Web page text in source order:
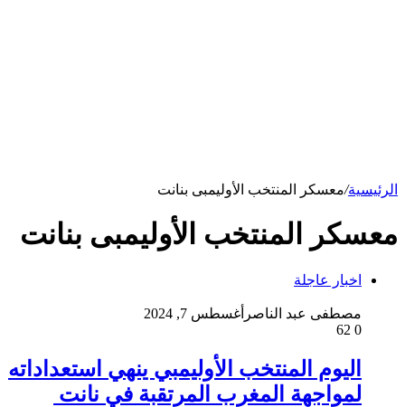
الرئيسية/معسكر المنتخب الأوليمبى بنانت
معسكر المنتخب الأوليمبى بنانت
اخبار عاجلة
مصطفى عبد الناصر أغسطس 7, 2024
0
اليوم المنتخب الأوليمبي ينهي استعداداته
لمواجهة المغرب المرتقبة في نانت